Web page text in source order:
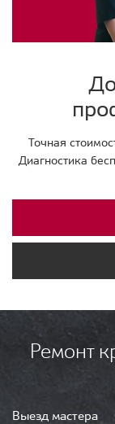
Точная
Диагностика
Ремонт
Выезд мастера